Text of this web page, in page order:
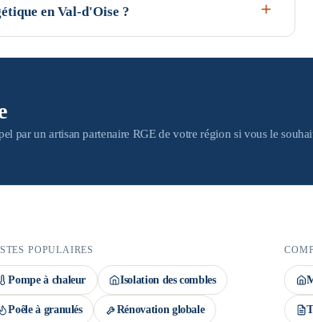
profil), et l'éco-PTZ — jusqu'à 50 000 € sans intérêts
en Val-d'Oise ?
par un artisan partenaire RGE de votre région si vous le
POPULAIRES
Pompe à chaleur Isolation des combles
Poêle à granulés Rénovation globale